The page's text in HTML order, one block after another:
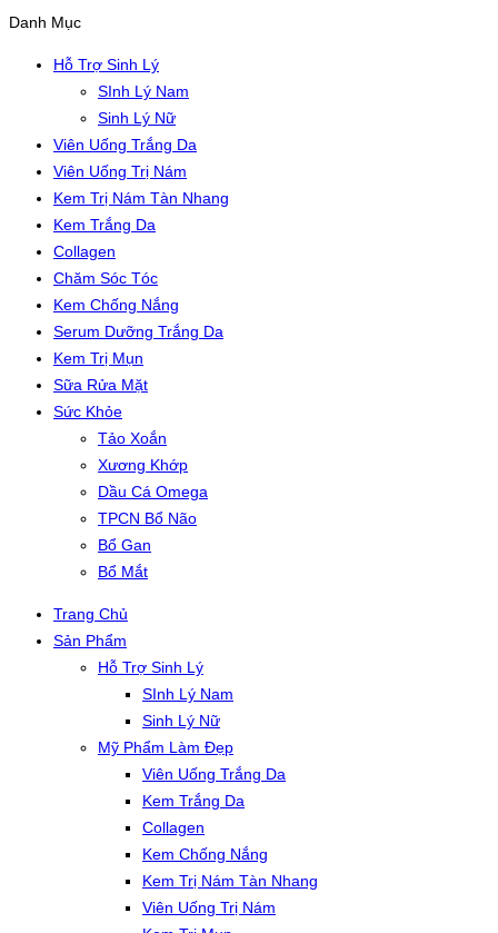
Danh Mục
Hỗ Trợ Sinh Lý
SInh Lý Nam
Sinh Lý Nữ
Viên Uống Trắng Da
Viên Uống Trị Nám
Kem Trị Nám Tàn Nhang
Kem Trắng Da
Collagen
Chăm Sóc Tóc
Kem Chống Nắng
Serum Dưỡng Trắng Da
Kem Trị Mụn
Sữa Rửa Mặt
Sức Khỏe
Tảo Xoắn
Xương Khớp
Dầu Cá Omega
TPCN Bổ Não
Bổ Gan
Bổ Mắt
Trang Chủ
Sản Phẩm
Hỗ Trợ Sinh Lý
SInh Lý Nam
Sinh Lý Nữ
Mỹ Phẩm Làm Đẹp
Viên Uống Trắng Da
Kem Trắng Da
Collagen
Kem Chống Nắng
Kem Trị Nám Tàn Nhang
Viên Uống Trị Nám